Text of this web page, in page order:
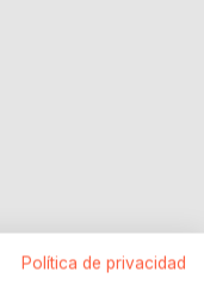
Política de privacidad